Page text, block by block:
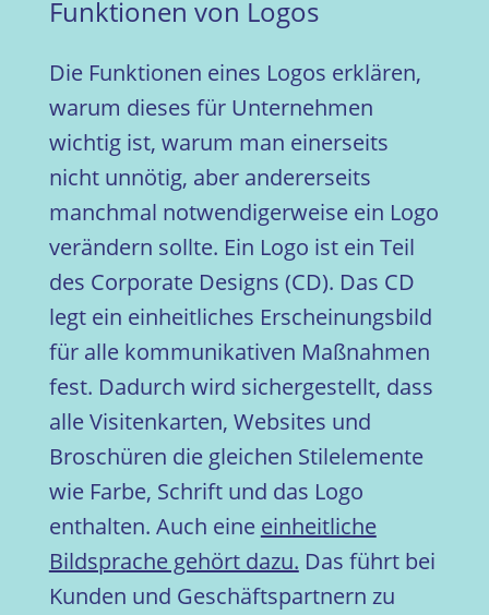
Funktionen von Logos
Die Funktionen eines Logos erklären,
warum dieses für Unternehmen
wichtig ist, warum man einerseits
nicht unnötig, aber andererseits
manchmal notwendigerweise ein Logo
verändern sollte. Ein Logo ist ein Teil
des Corporate Designs (CD). Das CD
legt ein einheitliches Erscheinungsbild
für alle kommunikativen Maßnahmen
fest. Dadurch wird sichergestellt, dass
alle Visitenkarten, Websites und
Broschüren die gleichen Stilelemente
wie Farbe, Schrift und das Logo
enthalten. Auch eine einheitliche
Bildsprache gehört dazu. Das führt bei
Kunden und Geschäftspartnern zu